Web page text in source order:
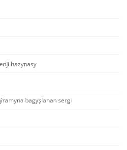
hazynasy
bagyşlanan sergi